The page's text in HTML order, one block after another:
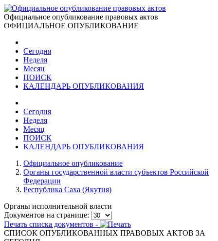
Официальное опубликование правовых актов
ОФИЦИАЛЬНОЕ ОПУБЛИКОВАНИЕ
Сегодня
Неделя
Месяц
ПОИСК
КАЛЕНДАРЬ ОПУБЛИКОВАНИЯ
Сегодня
Неделя
Месяц
ПОИСК
КАЛЕНДАРЬ ОПУБЛИКОВАНИЯ
Официальное опубликование
Органы государственной власти субъектов Российской
Федерации
Республика Саха (Якутия)
Органы исполнительной власти
Документов на странице:
Печать списка документов -
СПИСОК ОПУБЛИКОВАННЫХ ПРАВОВЫХ АКТОВ ЗА